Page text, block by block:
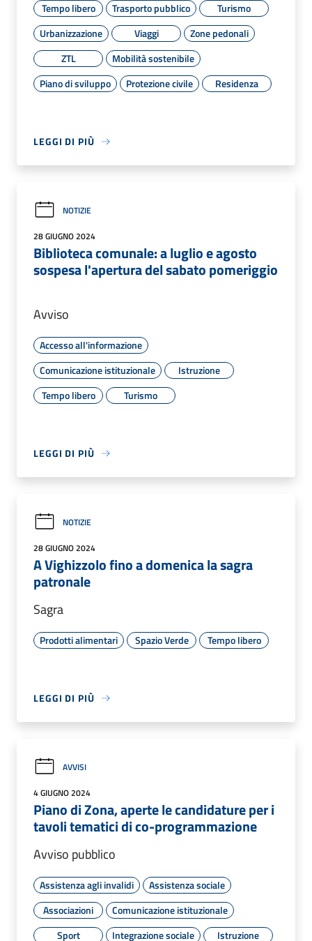
Tempo libero
Trasporto pubblico
Turismo
Urbanizzazione
Viaggi
Zone pedonali
ZTL
Mobilità sostenibile
Piano di sviluppo
Protezione civile Residenza
LEGGI DI PIÙ
NOTIZIE
28 GIUGNO 2024
Biblioteca comunale: a luglio e agosto
sospesa l'apertura del sabato pomeriggio
Avviso
Accesso all'informazione
Comunicazione istituzionale
Istruzione
Tempo libero
Turismo
LEGGI DI PIÙ
NOTIZIE
28 GIUGNO 2024
A Vighizzolo fino a domenica la sagra
patronale
Sagra
Prodotti alimentari Spazio Verde Tempo libero
LEGGI DI PIÙ
AVVISI
4 GIUGNO 2024
Piano di Zona, aperte le candidature per i
tavoli tematici di co-programmazione
Avviso pubblico
Assistenza agli invalidi
Assistenza sociale
Associazioni
Comunicazione istituzionale
Sport
Integrazione sociale Istruzione